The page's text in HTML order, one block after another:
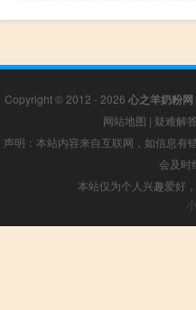
Copyright © 2012 - 2026 心之羊奶粉网
网站地图 | 疑难解答
声明：本站内容来自互联网，如信息有
会及时
本站仅为个人兴趣爱好